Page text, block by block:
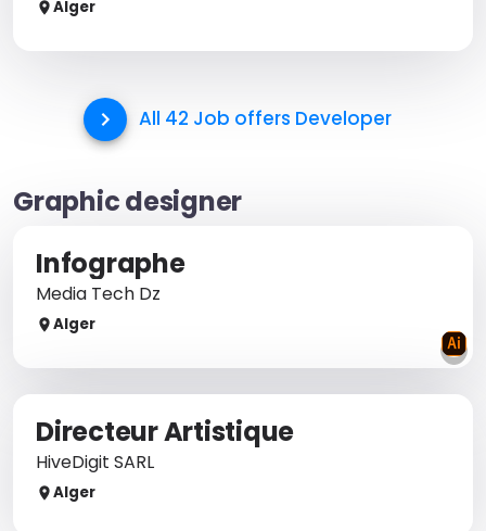
Alger
All 42 Job offers Developer
Graphic designer
Infographe
Media Tech Dz
Alger
Directeur Artistique
HiveDigit SARL
Alger